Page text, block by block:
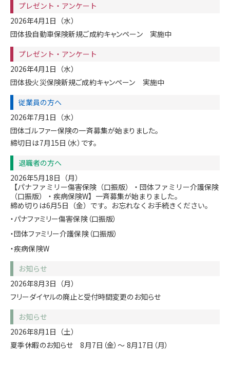
プレゼント・アンケート
2026年4月1日（水）
団体扱自動車保険新規ご成約キャンペーン 実施中
プレゼント・アンケート
2026年4月1日（水）
団体扱火災保険新規ご成約キャンペーン 実施中
従業員の方へ
2026年7月1日（水）
団体ゴルファー保険の一斉募集が始まりました。
締切日は7月15日（水）です。
退職者の方へ
2026年5月18日（月）
【パナファミリー傷害保険（口振版）・団体ファミリー介護保険
（口振版）・疾病保険W】一斉募集が始まりました。
締め切りは6月5日（金）です。お忘れなくお手続きください。
・パナファミリー傷害保険（口振版）
・団体ファミリー介護保険（口振版）
・疾病保険W
お知らせ
2026年8月3日（月）
フリーダイヤルの廃止と受付時間変更のお知らせ
お知らせ
2026年8月1日（土）
夏季休暇のお知らせ 8月7日（金）〜 8月17日（月）